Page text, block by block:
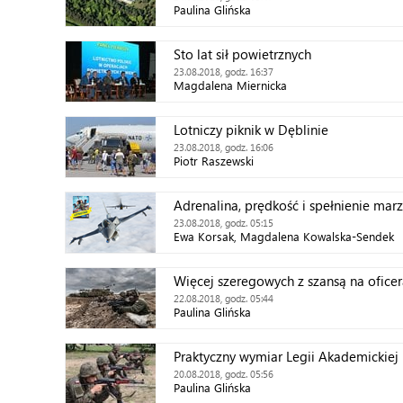
Paulina Glińska
Sto lat sił powietrznych
23.08.2018, godz. 16:37
Magdalena Miernicka
Lotniczy piknik w Dęblinie
23.08.2018, godz. 16:06
Piotr Raszewski
Adrenalina, prędkość i spełnienie
23.08.2018, godz. 05:15
Ewa Korsak, Magdalena Kowalska-Sendek
Więcej szeregowych z szansą na
22.08.2018, godz. 05:44
Paulina Glińska
Praktyczny wymiar Legii Akademickiej
20.08.2018, godz. 05:56
Paulina Glińska